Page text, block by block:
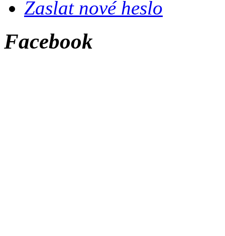
Zaslat nové heslo
Facebook